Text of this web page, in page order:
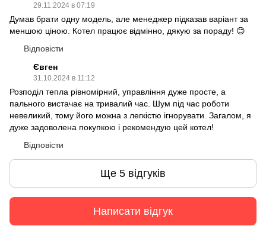
29.11.2024 в 07:19
Думав брати одну модель, але менеджер підказав варіант за
меншою ціною. Котел працює відмінно, дякую за пораду! 😊
Відповісти
Євген
31.10.2024 в 11:12
Розподіл тепла рівномірний, управління дуже просте, а
пального вистачає на тривалий час. Шум під час роботи
невеликий, тому його можна з легкістю ігнорувати. Загалом, я
дуже задоволена покупкою і рекомендую цей котел!
Відповісти
Ще 5 відгуків
Написати відгук